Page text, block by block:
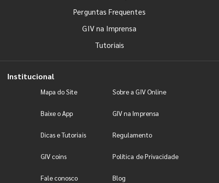
Perguntas Frequentes
GIV na Imprensa
Tutoriais
Institucional
Mapa do Site Sobre a GIV Online
Baixe o App GIV na Imprensa
Dicas e Tutoriais Regulamento
GIV coins Política de Privacidade
Fale conosco Blog